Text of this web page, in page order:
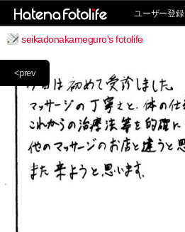
ユーザー登録
seikadonakameguro's fotolife
<prev